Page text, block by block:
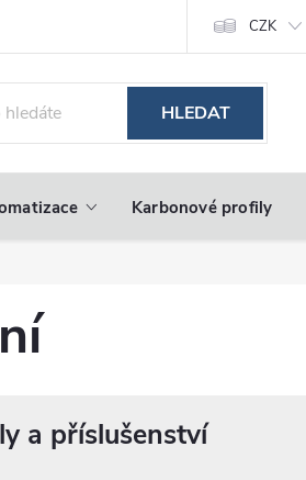
CZK
HLEDAT
Karbonové profily
a příslušenství